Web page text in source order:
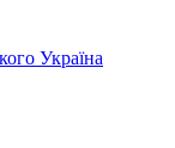
працівників і